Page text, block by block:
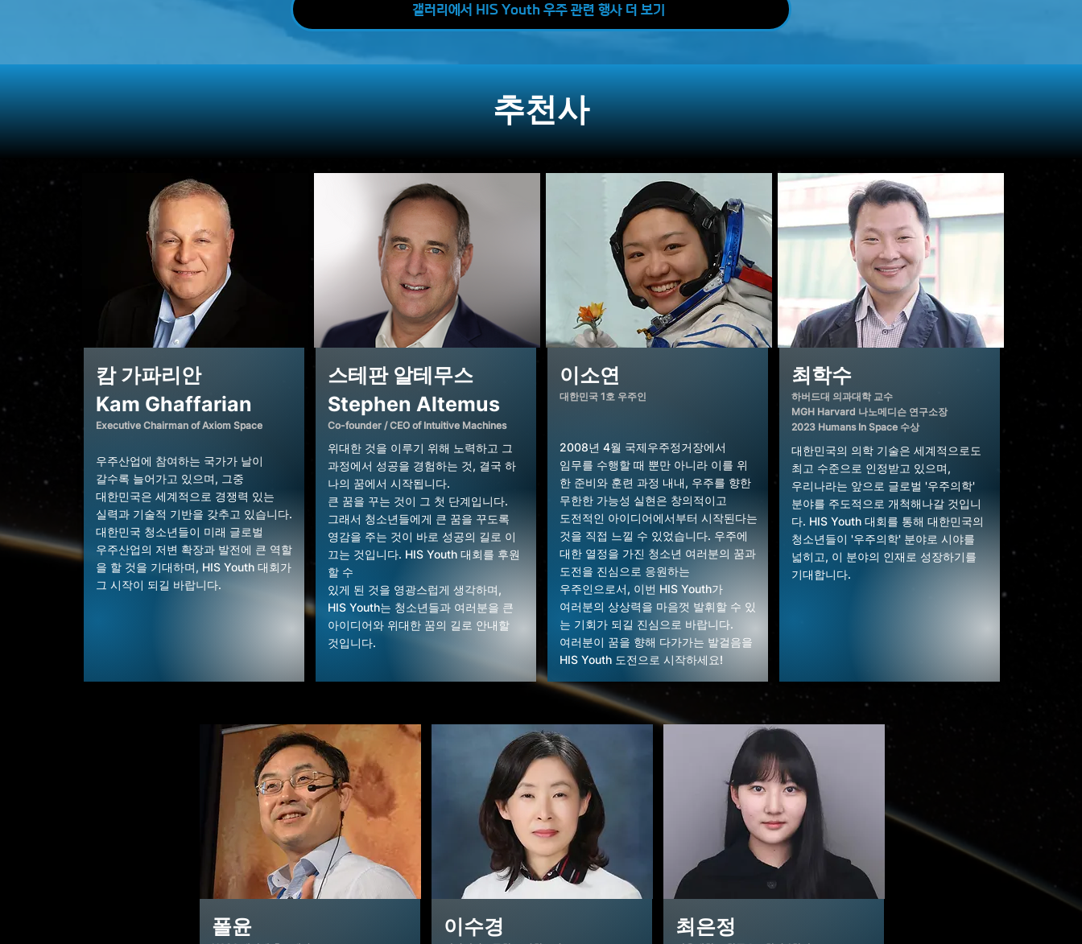
갤러리에서 HIS Youth 우주 관련 행사 더 보기
추천사
캄 가파리안
Kam Ghaffarian
Executive Chairman of Axiom Space
​우주산업에 참여하는 국가가 날이
갈수록 늘어가고 있으며, 그중
대한민국은 세계적으로 경쟁력 있는
실력과 기술적 기반을 갖추고 있습니다.
대한민국 청소년들이 미래 글로벌
우주산업의 저변 확장과 발전에 큰 역할
을 할 것을 기대하며, HIS Youth 대회가
그 시작이 되길 바랍니다.
스테판 알테무스
Stephen Altemus
Co-founder / CEO of Intuitive Machines
위대한 것을 이루기 위해 노력하고 그
과정에서 성공을 경험하는 것, 결국 하
나의 꿈에서 시작됩니다.
큰 꿈을 꾸는 것이 그 첫 단계입니다.
그래서 청소년들에게 큰 꿈을 꾸도록
영감을 주는 것이 바로 성공의 길로 이
끄는 것입니다. HIS Youth 대회를 후원
할 수
있게 된 것을 영광스럽게 생각하며,
HIS Youth는 청소년들과 여러분을 큰
아이디어와 위대한 꿈의 길로 안내할
것입니다.
​이소연
​대한민국 1호 우주인
2008년 4월 국제우주정거장에서
임무를 수행할 때 뿐만 아니라 이를 위
한 준비와 훈련 과정 내내, 우주를 향한
무한한 가능성 실현은 창의적이고
도전적인 아이디어에서부터 시작된다는
것을 직접 느낄 수 있었습니다. 우주에
대한 열정을 가진 청소년 여러분의 꿈과
도전을 진심으로 응원하는
우주인으로서, 이번 HIS Youth가
여러분의 상상력을 마음껏 발휘할 수 있
는 기회가 되길 진심으로 바랍니다.
여러분이 꿈을 향해 다가가는 발걸음을
HIS Youth 도전으로 시작하세요!
​최학수
하버드대 의과대학 교수
MGH Harvard 나노메디슨 연구소장
2023 Humans In Space 수상
대한민국의 의학 기술은 세계적으로도
최고 수준으로 인정받고 있으며,
우리나라는 앞으로 글로벌 '우주의학'
분야를 주도적으로 개척해나갈 것입니
다. HIS Youth 대회를 통해 대한민국의
청소년들이 '우주의학' 분야로 시야를
넓히고, 이 분야의 인재로 성장하기를
기대합니다.
폴윤 이수경 최은정